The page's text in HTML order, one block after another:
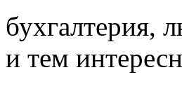
бухгалтерия,
и тем